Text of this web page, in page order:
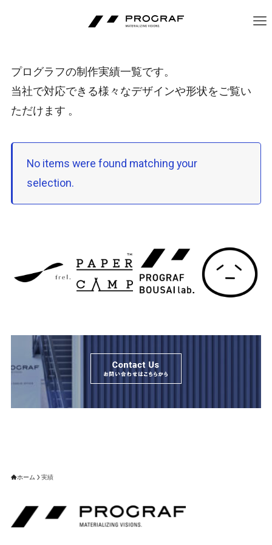
プログラフの制作実績一覧です。
当社で対応できる様々なデザインや形状をご覧い
ただけます 。
No items were found matching your
selection.
ホーム 実績